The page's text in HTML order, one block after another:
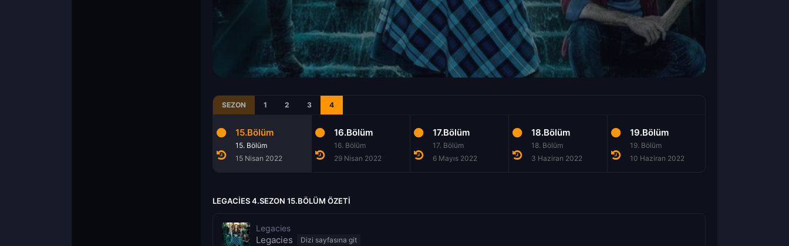
SEZON 1 2 3 4
15.Bölüm
15. Bölüm
15 Nisan 2022
16.Bölüm
16. Bölüm
29 Nisan 2022
17.Bölüm
17. Bölüm
6 Mayıs 2022
18.Bölüm
18. Bölüm
3 Haziran 2022
19.Bölüm
19. Bölüm
10 Haziran 2022
LEGACIES 4.SEZON 15.BÖLÜM ÖZETI
Legacies
Legacies